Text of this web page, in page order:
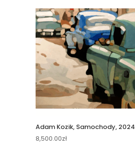
Adam Kozik, Samochody, 2024
8,500.00zł